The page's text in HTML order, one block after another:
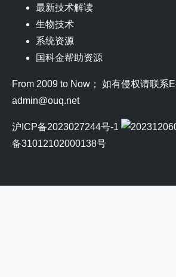
最新技术解读
生物技术
系统资源
国科金帮助资源
From 2009 to Now； 如有侵权请联系
admin@ouq.net
沪ICP备2023027244号-1
备31012102000138号